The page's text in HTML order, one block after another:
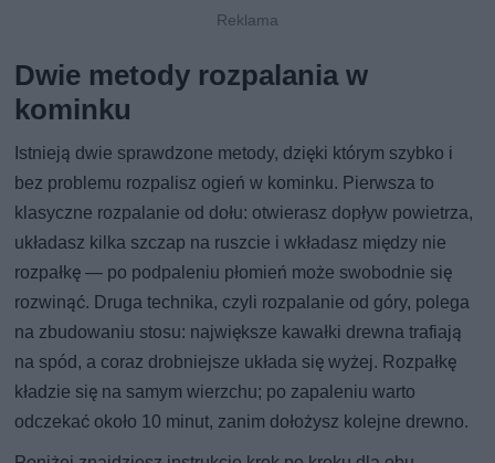
Dwie metody rozpalania w
kominku
Istnieją dwie sprawdzone metody, dzięki którym szybko i
bez problemu rozpalisz ogień w kominku. Pierwsza to
klasyczne rozpalanie od dołu: otwierasz dopływ powietrza,
układasz kilka szczap na ruszcie i wkładasz między nie
rozpałkę — po podpaleniu płomień może swobodnie się
rozwinąć. Druga technika, czyli rozpalanie od góry, polega
na zbudowaniu stosu: największe kawałki drewna trafiają
na spód, a coraz drobniejsze układa się wyżej. Rozpałkę
kładzie się na samym wierzchu; po zapaleniu warto
odczekać około 10 minut, zanim dołożysz kolejne drewno.